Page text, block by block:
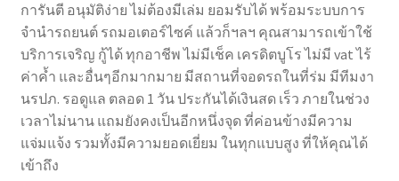
การันตี อนุมัติง่าย ไม่ต้องมีเล่ม ยอมรับได้ พร้อมระบบการ
จำนำรถยนต์ รถมอเตอร์ไซค์ แล้วก็ฯลฯ คุณสามารถเข้าใช้
บริการเจริญ กู้ได้ ทุกอาชีพ ไม่มีเช็ค เครดิตบูโร ไม่มี vat ไร้
ค่าค้ำ และอื่นๆอีกมากมาย มีสถานที่จอดรถในที่ร่ม มีทีมงา
นรปภ. รอดูแล ตลอด 1 วัน ประกันได้เงินสด เร็ว ภายในช่วง
เวลาไม่นาน แถมยังคงเป็นอีกหนึ่งจุด ที่ค่อนข้างมีความ
แจ่มแจ้ง รวมทั้งมีความยอดเยี่ยม ในทุกแบบสูง ที่ให้คุณได้
เข้าถึง